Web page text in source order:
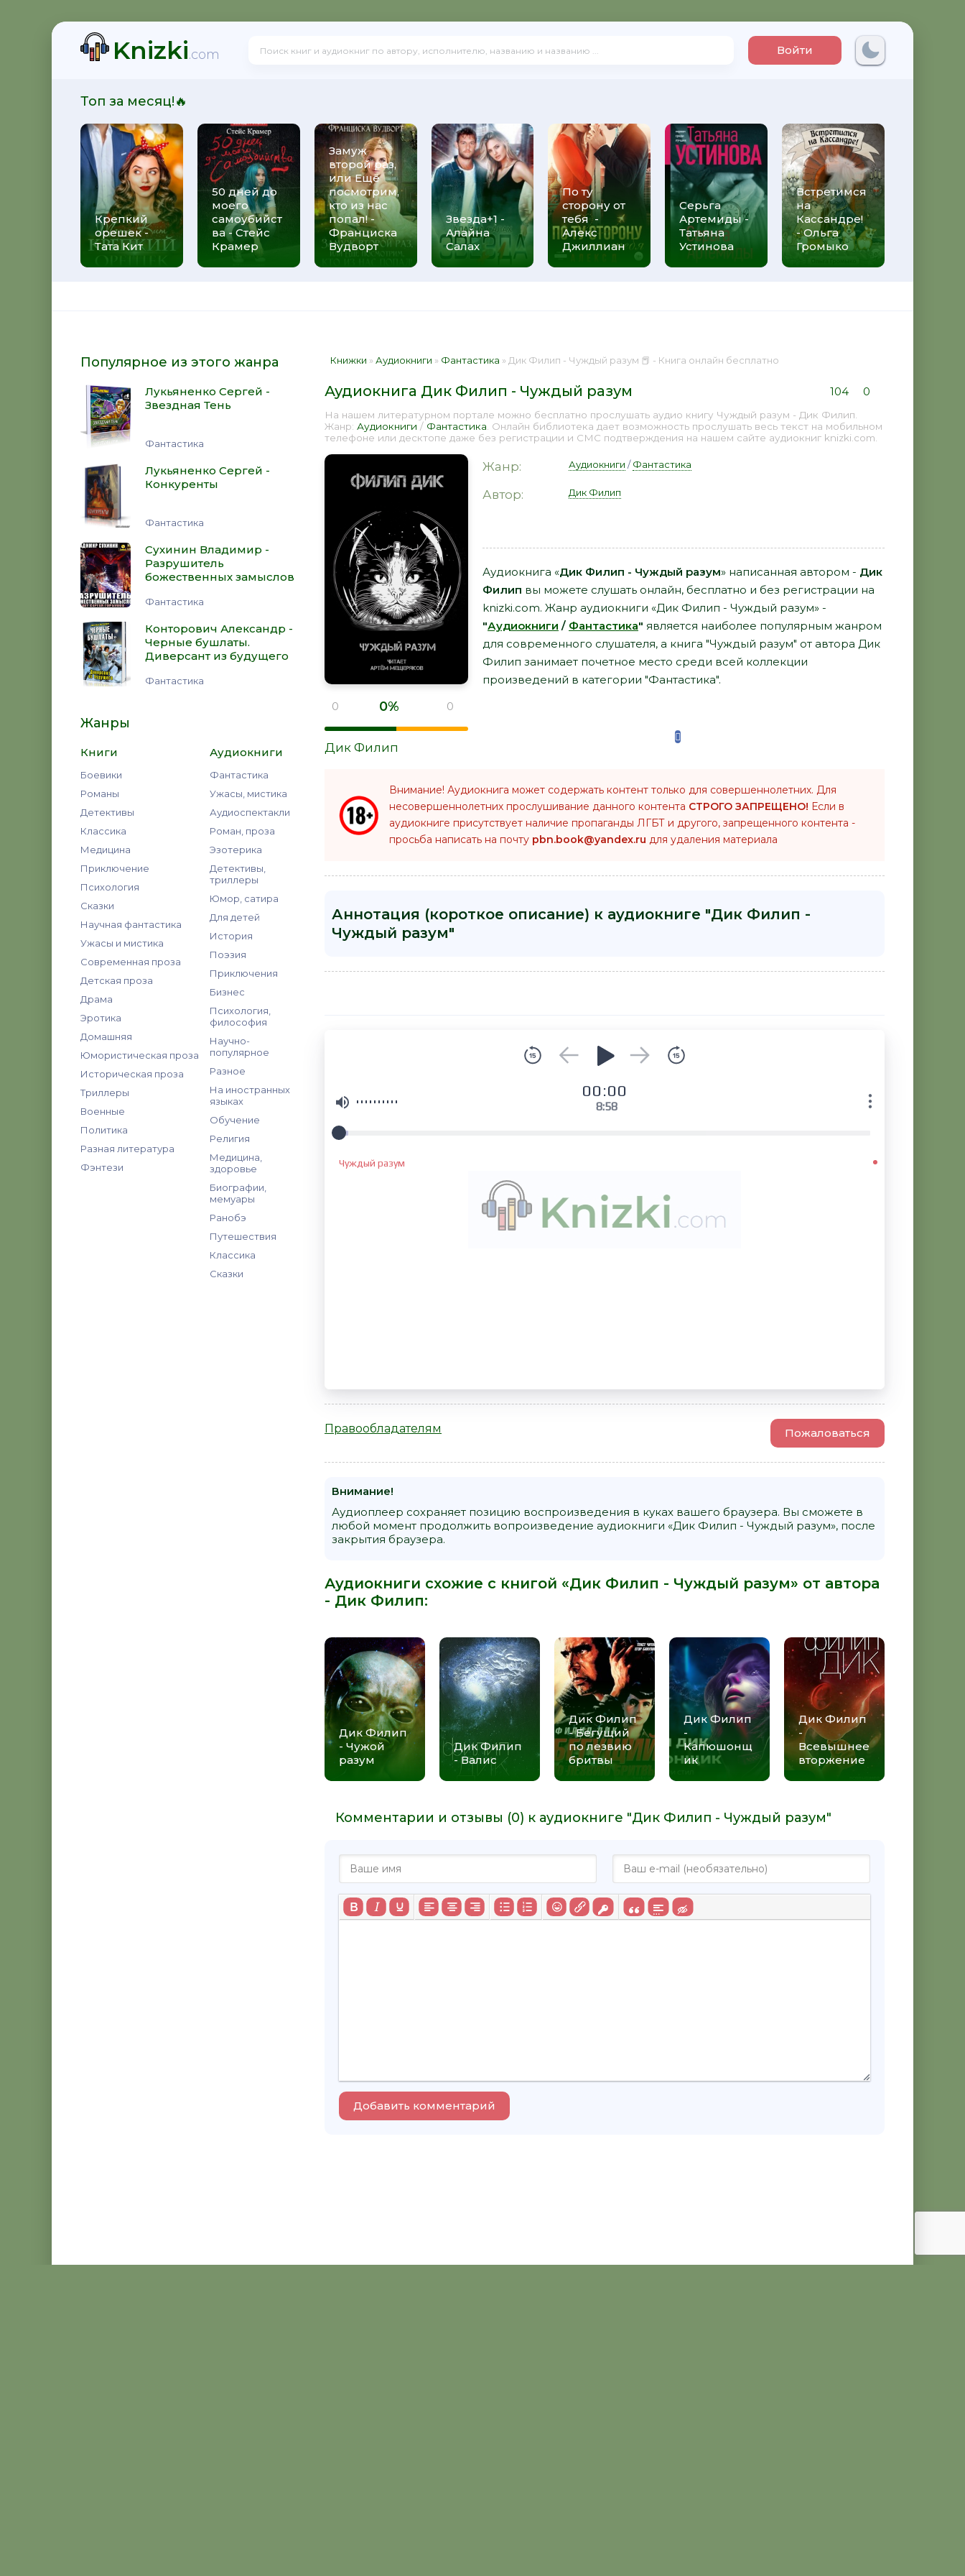
Knizki.com Войти
Топ за месяц!🔥
Крепкий
орешек -
Тата Кит
50 дней до
моего
самоубийст
ва - Стейс
Крамер
Замуж
второй раз,
или Ещё
посмотрим,
кто из нас
попал! -
Франциска
Вудворт
Звезда+1 -
Алайна
Салах
По ту
сторону от
тебя -
Алекс
Джиллиан
Серьга
Артемиды -
Татьяна
Устинова
Встретимся
на
Кассандре!
- Ольга
Громыко
Популярное из этого жанра
Лукьяненко Сергей -
Звездная Тень
Фантастика
Лукьяненко Сергей -
Конкуренты
Фантастика
Сухинин Владимир -
Разрушитель
божественных замыслов
Фантастика
Конторович Александр -
Черные бушлаты.
Диверсант из будущего
Фантастика
Жанры
Книги
Боевики
Романы
Детективы
Классика
Медицина
Приключение
Психология
Сказки
Научная фантастика
Ужасы и мистика
Современная проза
Детская проза
Драма
Эротика
Домашняя
Юмористическая проза
Историческая проза
Триллеры
Военные
Политика
Разная литература
Фэнтези
Аудиокниги
Фантастика
Ужасы, мистика
Аудиоспектакли
Роман, проза
Эзотерика
Детективы,
триллеры
Юмор, сатира
Для детей
История
Поэзия
Приключения
Бизнес
Психология,
философия
Научно-
популярное
Разное
На иностранных
языках
Обучение
Религия
Медицина,
здоровье
Биографии,
мемуары
Ранобэ
Путешествия
Классика
Сказки
Книжки »Аудиокниги » Фантастика » Дик Филип - Чуждый разум 📕 - Книга онлайн бесплатно
Аудиокнига Дик Филип - Чуждый разум 104 0
На нашем литературном портале можно бесплатно прослушать аудио книгу Чуждый разум - Дик Филип.
Жанр: Аудиокниги / Фантастика . Онлайн библиотека дает возможность прослушать весь текст на мобильном
телефоне или десктопе даже без регистрации и СМС подтверждения на нашем сайте аудиокниг knizki.com.
0 0% 0
Дик Филип
Жанр: Аудиокниги /Фантастика
Автор: Дик Филип
Аудиокнига «Дик Филип - Чуждый разум» написанная автором - Дик
Филип вы можете слушать онлайн, бесплатно и без регистрации на
knizki.com. Жанр аудиокниги «Дик Филип - Чуждый разум» -
"Аудиокниги / Фантастика" является наиболее популярным жанром
для современного слушателя, а книга "Чуждый разум" от автора Дик
Филип занимает почетное место среди всей коллекции
произведений в категории "Фантастика".
Внимание! Аудиокнига может содержать контент только для совершеннолетних. Для
несовершеннолетних прослушивание данного контента СТРОГО ЗАПРЕЩЕНО! Если в
аудиокниге присутствует наличие пропаганды ЛГБТ и другого, запрещенного контента -
просьба написать на почту pbn.book@yandex.ru для удаления материала
Аннотация (короткое описание) к аудиокниге "Дик Филип -
Чуждый разум"
00:00
8:58
Чуждый разум
Правообладателям Пожаловаться
Внимание!
Аудиоплеер сохраняет позицию воспроизведения в куках вашего браузера. Вы сможете в
любой момент продолжить вопроизведение аудиокниги «Дик Филип - Чуждый разум», после
закрытия браузера.
Аудиокниги схожие с книгой «Дик Филип - Чуждый разум» от автора
- Дик Филип:
Дик Филип
- Чужой
разум
Дик Филип
- Валис
Дик Филип
- Бегущий
по лезвию
бритвы
Дик Филип
-
Капюшонщ
ик
Дик Филип
-
Всевышнее
вторжение
Комментарии и отзывы (0) к аудиокниге "Дик Филип - Чуждый разум"
Добавить комментарий
божественных замыслов